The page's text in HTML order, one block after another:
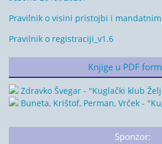
Pravilnik o visini pristojbi i mandatnim
Pravilnik o registraciji_v1.6
Knjige u PDF
Zdravko Švegar - "Kuglački klub
Buneta, Krištof, Perman, Vrček -
Sponzor: